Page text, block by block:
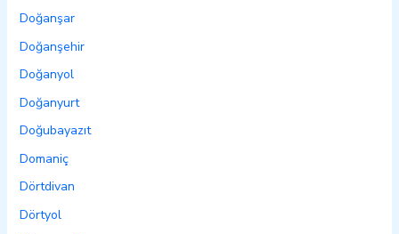
Doğanşar
Doğanşehir
Doğanyol
Doğanyurt
Doğubayazıt
Domaniç
Dörtdivan
Dörtyol